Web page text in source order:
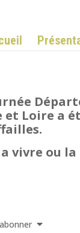
et Loire a
vivre ou la